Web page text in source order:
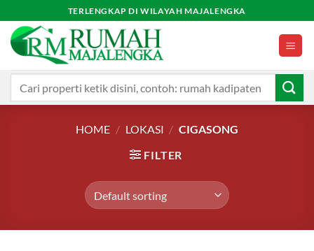
to
content
TERLENGKAP DI WILAYAH MAJALENGKA
HOME / LOKASI / CIGASONG
FILTER